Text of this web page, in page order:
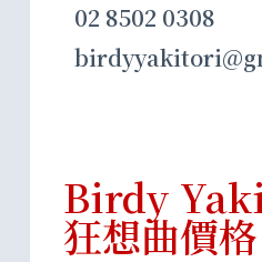
02 8502 0308
Birdy
狂想曲價